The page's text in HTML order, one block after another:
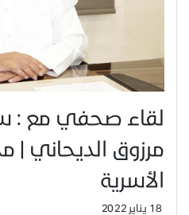
لقاء صحفي مع :
مرزوق الديحاني |
الأسرية
18 يناير 2022